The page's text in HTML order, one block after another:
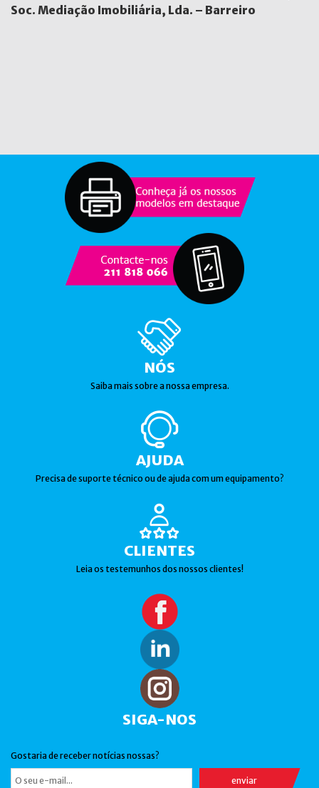
Soc. Mediação Imobiliária, Lda. – Barreiro
NÓS
Saiba mais sobre a nossa empresa.
AJUDA
Precisa de suporte técnico ou de ajuda com um equipamento?
CLIENTES
Leia os testemunhos dos nossos clientes!
SIGA-NOS
Gostaria de receber notícias nossas?